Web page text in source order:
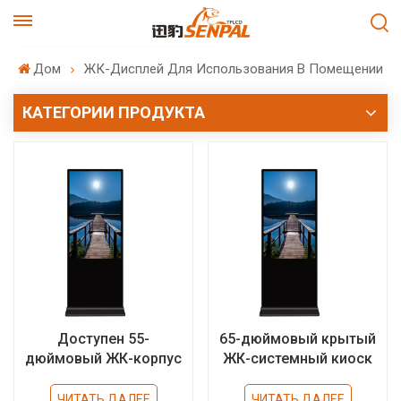
Дом ЖК-Дисплей Для Использования В Помещении
КАТЕГОРИИ ПРОДУКТА
Доступен 55-
дюймовый ЖК-корпус
65-дюймовый крытый
ЖК-системный киоск